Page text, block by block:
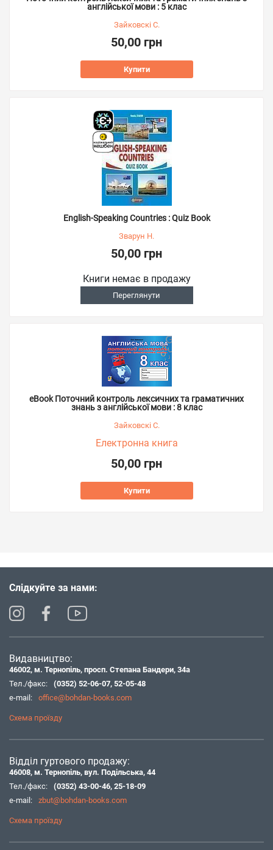
англійської мови : 5 клас
Зайковскі С.
50,00 грн
Купити
English-Speaking Countries : Quiz Book
Зварун Н.
50,00 грн
Книги немає в продажу
Переглянути
eBook Поточний контроль лексичних та граматичних
знань з англійської мови : 8 клас
Зайковскі С.
Електронна книга
50,00 грн
Купити
Слідкуйте за нами:
Видавництво:
46002, м. Тернопіль, просп. Степана Бандери, 34а
Тел./факс:
(0352) 52-06-07, 52-05-48
e-mail:
office@bohdan-books.com
Схема проїзду
Відділ гуртового продажу:
46008, м. Тернопіль, вул. Подільська, 44
Тел./факс:
(0352) 43-00-46, 25-18-09
e-mail:
zbut@bohdan-books.com
Схема проїзду